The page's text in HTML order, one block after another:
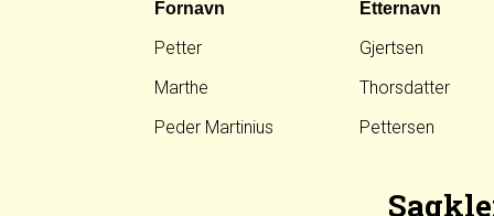
Fornavn Etternavn
Petter Gjertsen
Marthe
Thorsdatter
Peder Martinius
Pettersen